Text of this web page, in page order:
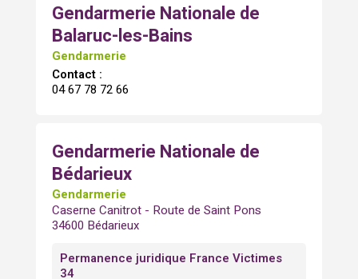
Gendarmerie Nationale de
Balaruc-les-Bains
Gendarmerie
Contact :
04 67 78 72 66
Gendarmerie Nationale de
Bédarieux
Gendarmerie
Caserne Canitrot - Route de Saint Pons
34600 Bédarieux
Permanence juridique France Victimes
34